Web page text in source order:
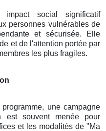
social significatif
personnes vulnérables de
et sécurisée. Elle
et de l'attention portée par
les plus fragiles.
une campagne
est souvent menée pour
et les modalités de "Ma